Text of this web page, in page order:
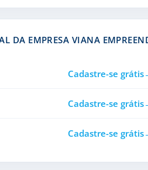
DA EMPRESA VIANA
Cadastre-se grátis
Cadastre-se grátis
Cadastre-se grátis